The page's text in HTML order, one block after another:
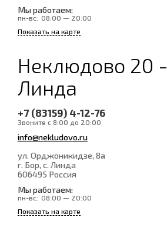
Мы работаем:
пн-вс: 08:00 — 20:00
Показать на карте
Неклюдово 20 -
Линда
+7 (83159) 4-12-76
Звоните с 8:00 до 20:00
info@nekludovo.ru
ул. Орджоникидзе, 8а
г. Бор, с. Линда
606495 Россия
Мы работаем:
пн-вс: 08:00 — 20:00
Показать на карте